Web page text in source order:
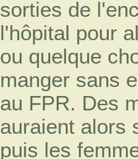
sorties de
l'hôpital pour
ou quelque
manger sans
au FPR. Des
auraient alors
puis les